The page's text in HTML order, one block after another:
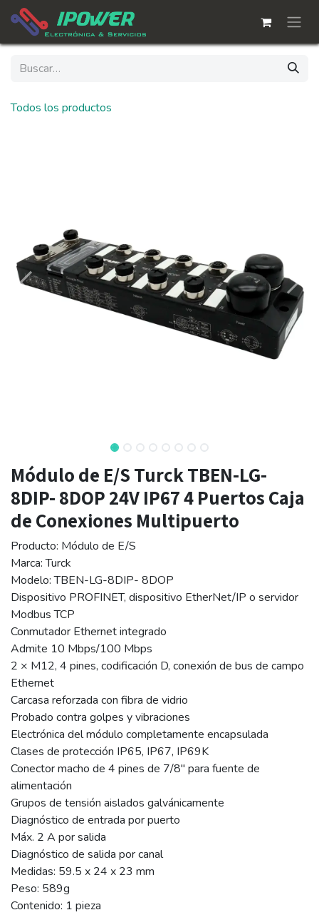
Ir al contenido
Todos los productos
Módulo de E/S Turck TBEN-LG-
8DIP- 8DOP 24V IP67 4 Puertos Caja
de Conexiones Multipuerto
Producto: Módulo de E/S
Marca: Turck
Modelo: TBEN-LG-8DIP- 8DOP
Dispositivo PROFINET, dispositivo EtherNet/IP o servidor
Modbus TCP
Conmutador Ethernet integrado
Admite 10 Mbps/100 Mbps
2 × M12, 4 pines, codificación D, conexión de bus de campo
Ethernet
Carcasa reforzada con fibra de vidrio
Probado contra golpes y vibraciones
Electrónica del módulo completamente encapsulada
Clases de protección IP65, IP67, IP69K
Conector macho de 4 pines de 7/8″ para fuente de
alimentación
Grupos de tensión aislados galvánicamente
Diagnóstico de entrada por puerto
Máx. 2 A por salida
Diagnóstico de salida por canal
Medidas: 59.5 x 24 x 23 mm
Peso: 589g
Contenido: 1 pieza